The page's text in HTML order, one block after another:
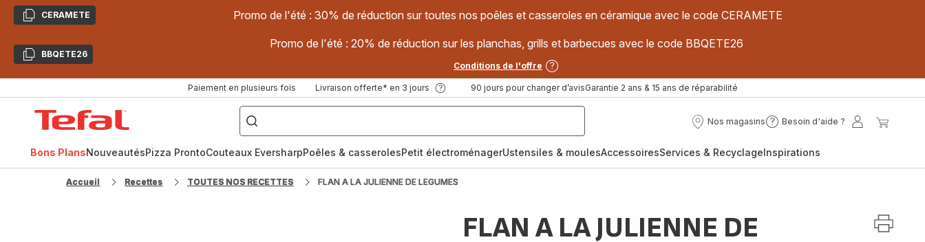
CopierCERAMETE Promo de l'été : 30% de réduction sur toutes nos poêles et casseroles en céramique avec le code CERAMETE
CopierBBQETE26
Promo de l'été : 20% de réduction sur les planchas, grills et barbecues avec le code BBQETE26
Conditions de l'offre
Paiement en plusieurs fois Livraison offerte* en 3 jours 90 jours pour changer d’avisGarantie 2 ans & 15 ans de réparabilité
["Poêles
inox,
Cake
Factory,
Nos magasins
Nos
Besoin d'aide ?
Besoin
?
Mon
Bons PlansNouveautésPizza ProntoCouteaux EversharpPoêles & casserolesPetit électroménagerUstensiles & moulesAccessoiresServices & RecyclageInspirations
Accueil Recettes TOUTES NOS RECETTES FLAN A LA JULIENNE DE LEGUMES
FLAN A LA JULIENNE DE